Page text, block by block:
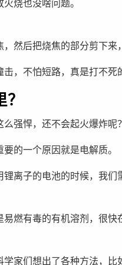
烧也没啥问题。
然后把烧焦的部分剪下
，不怕短路，真是打不死
强悍，还不会起火爆炸呢
的一个原因就是电解质。
离子的电池的时候，我
燃有毒的有机溶剂，很
家们想出了各种方法，